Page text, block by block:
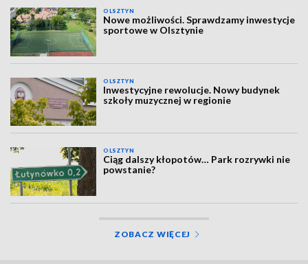
OLSZTYN
Nowe możliwości. Sprawdzamy inwestycje
sportowe w Olsztynie
OLSZTYN
Inwestycyjne rewolucje. Nowy budynek
szkoły muzycznej w regionie
OLSZTYN
Ciąg dalszy kłopotów… Park rozrywki nie
powstanie?
ZOBACZ WIĘCEJ